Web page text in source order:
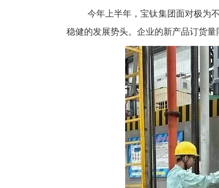
今年上半年，宝钛集团面对极为
稳健的发展势头。企业的新产品订货